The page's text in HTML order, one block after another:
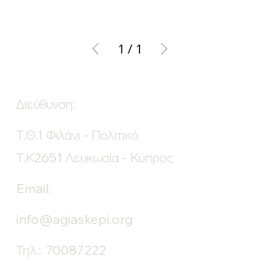
1 / 1
Διεύθυνση:
Τ.Θ.1 Φιλάνι - Πολιτικό
Τ.Κ2651 Λευκωσία - Κύπρος
Email:
info@agiaskepi.org
Τηλ.: 70087222